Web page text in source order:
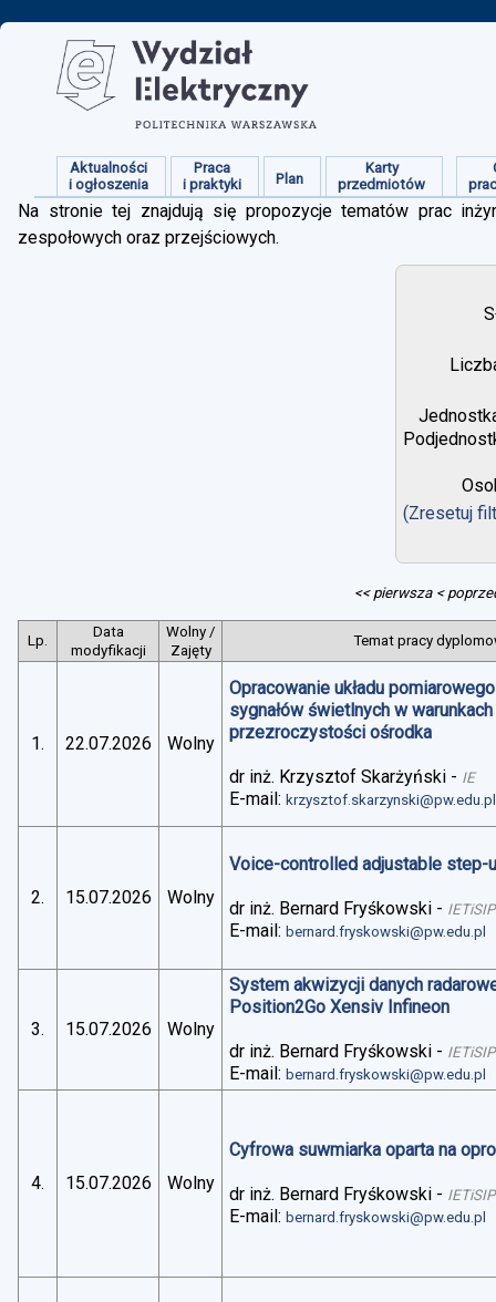
Aktualności
i ogłoszenia
Praca
i praktyki
Plan
Karty
przedmiotów
Na stronie tej znajdują się propozycje tematów prac
zespołowych oraz przejściowych.
(Zresetuj
<< pierwsza <
Lp.
Data
modyfikacji
Wolny /
Zajęty
Temat pracy
1. 22.07.2026 Wolny
Opracowanie układu
sygnałów świetlnych w
przezroczystości ośrodka
dr inż. Krzysztof Skarżyński - IE
E-mail:krzysztof.skarzynski@pw.edu.pl
2. 15.07.2026 Wolny
Voice-controlled adjustable step-
dr inż. Bernard Fryśkowski - IETiSIP
E-mail:bernard.fryskowski@pw.edu.pl
3. 15.07.2026 Wolny
System akwizycji danych
Position2Go Xensiv Infineon
dr inż. Bernard Fryśkowski - IETiSIP
E-mail:bernard.fryskowski@pw.edu.pl
4. 15.07.2026 Wolny
Cyfrowa suwmiarka oparta na
dr inż. Bernard Fryśkowski - IETiSIP
E-mail:bernard.fryskowski@pw.edu.pl